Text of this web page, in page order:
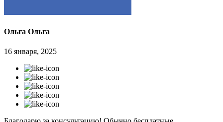
Ольга Ольга
16 января, 2025